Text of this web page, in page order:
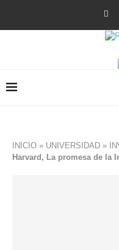
INICIO » UNIVERSIDAD »
Harvard, La promesa de la